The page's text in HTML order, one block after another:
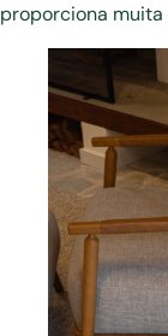
proporciona muita